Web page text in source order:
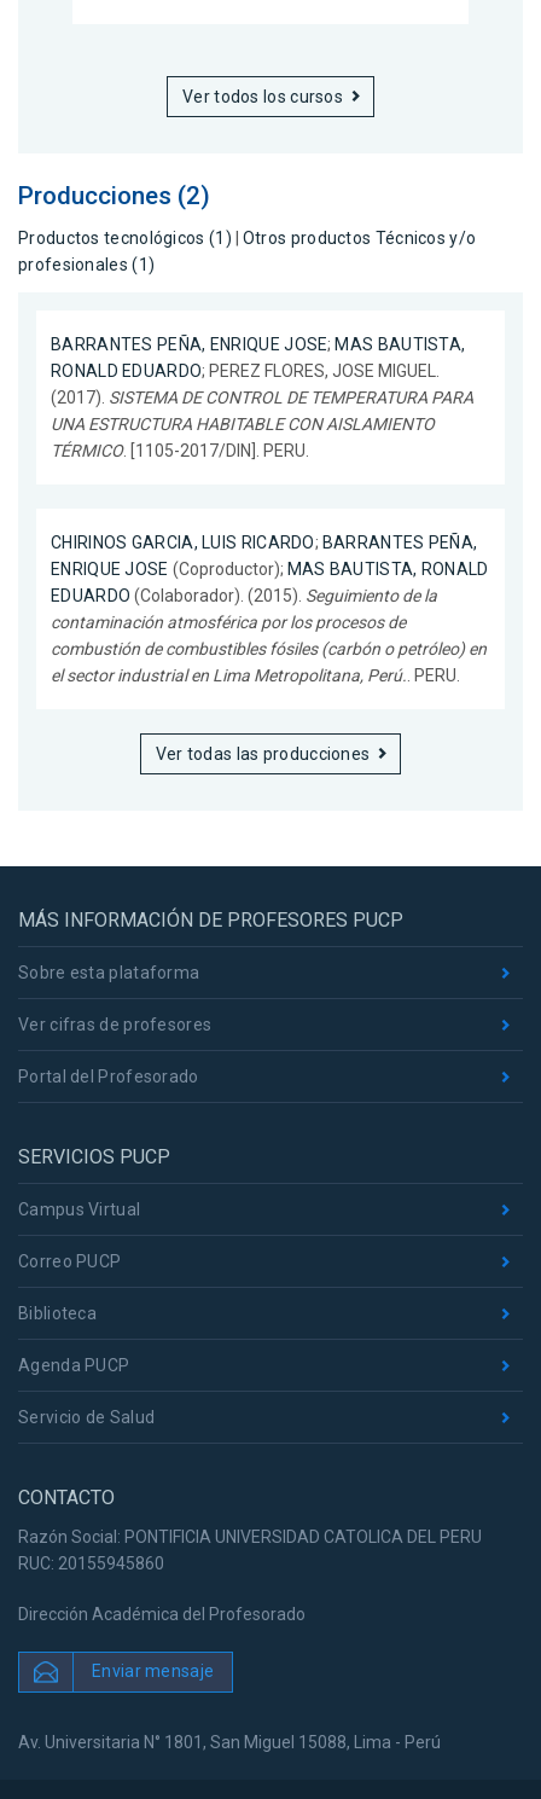
Ver todos los cursos
Producciones (2)
Productos tecnológicos (1)
Otros productos Técnicos y/o
profesionales (1)
BARRANTES PEÑA, ENRIQUE JOSE; MAS BAUTISTA,
RONALD EDUARDO; PEREZ FLORES, JOSE MIGUEL.
(2017). SISTEMA DE CONTROL DE TEMPERATURA PARA
UNA ESTRUCTURA HABITABLE CON AISLAMIENTO
TÉRMICO. [1105-2017/DIN]. PERU.
CHIRINOS GARCIA, LUIS RICARDO; BARRANTES PEÑA,
ENRIQUE JOSE (Coproductor); MAS BAUTISTA, RONALD
EDUARDO (Colaborador). (2015). Seguimiento de la
contaminación atmosférica por los procesos de
combustión de combustibles fósiles (carbón o petróleo) en
el sector industrial en Lima Metropolitana, Perú.. PERU.
Ver todas las producciones
MÁS INFORMACIÓN DE PROFESORES PUCP
Sobre esta plataforma
Ver cifras de profesores
Portal del Profesorado
SERVICIOS PUCP
Campus Virtual
Correo PUCP
Biblioteca
Agenda PUCP
Servicio de Salud
CONTACTO
Razón Social: PONTIFICIA UNIVERSIDAD CATOLICA DEL PERU
RUC: 20155945860
Dirección Académica del Profesorado
Enviar mensaje
Av. Universitaria N° 1801, San Miguel 15088, Lima - Perú